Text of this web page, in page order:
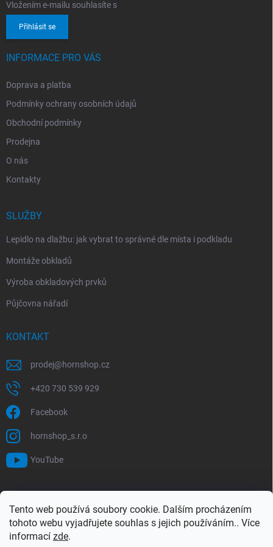
Tento web používá soubory cookie. Dalším procházením
tohoto webu vyjadřujete souhlas s jejich používáním.. Více
informací zde.
Vložením e-mailu souhlasíte s
Přihlásit se
INFORMACE PRO VÁS
Doprava a platba
Podmínky ochrany osobních údajů
Obchodní podmínky
Prodejna
O nás
Kontakty
SLUŽBY
Lepidlo na dlažbu: jak vybrat to správné dle místa i podkladu
Montáže obkladů
Výroba obkladových prvků
Půjčovna nářadí
KONTAKT
prodej@hornshop.cz
+420 730 539 929
Facebook
hornshop_s.r.o
YouTube
Hledat